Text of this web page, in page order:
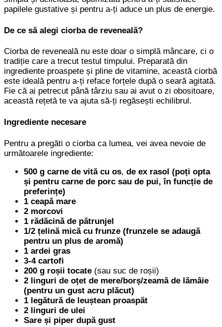
papilele gustative și pentru a-ți aduce un plus de energie.
De ce să alegi ciorba de reveneală?
Ciorba de reveneală nu este doar o simplă mâncare, ci o
tradiție care a trecut testul timpului. Preparată din
ingrediente proaspete și pline de vitamine, această ciorbă
este ideală pentru a-ți reface forțele după o seară agitată.
Fie că ai petrecut până târziu sau ai avut o zi obositoare,
această rețetă te va ajuta să-ți regăsești echilibrul.
Ingrediente necesare
Pentru a pregăti o ciorba ca lumea, vei avea nevoie de
următoarele ingrediente:
500 g carne de vită cu os, de ex rasol (poți opta
și pentru carne de porc sau de pui, în funcție de
preferințe)
1 ceapă mare
2 morcovi
1 rădăcină de pătrunjel
1/2 țelină mică cu frunze (frunzele se adaugă
pentru un plus de aromă)
1 ardei gras
3-4 cartofi
200 g roșii tocate (sau suc de roșii)
2 linguri de oțet de mere/borș/zeamă de lămâie
(pentru un gust acru plăcut)
1 legătură de leuștean proaspăt
2 linguri de ulei
Sare și piper după gust